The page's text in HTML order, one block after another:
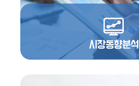
시장동향분석